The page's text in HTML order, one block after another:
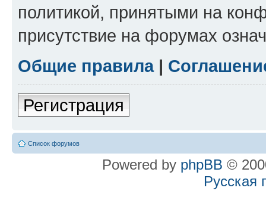
политикой, принятыми на
присутствие на форумах
Общие правила|
Регистрация
Список форумов
Powered by phpBB ©
Русская